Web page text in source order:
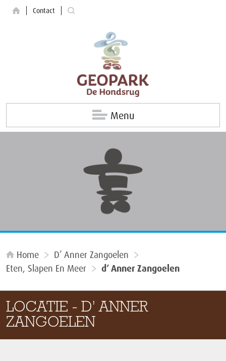
Contact
Menu
Home
D’ Anner Zangoelen
Eten, Slapen En Meer
d’ Anner Zangoelen
LOCATIE - D’ ANNER
ZANGOELEN